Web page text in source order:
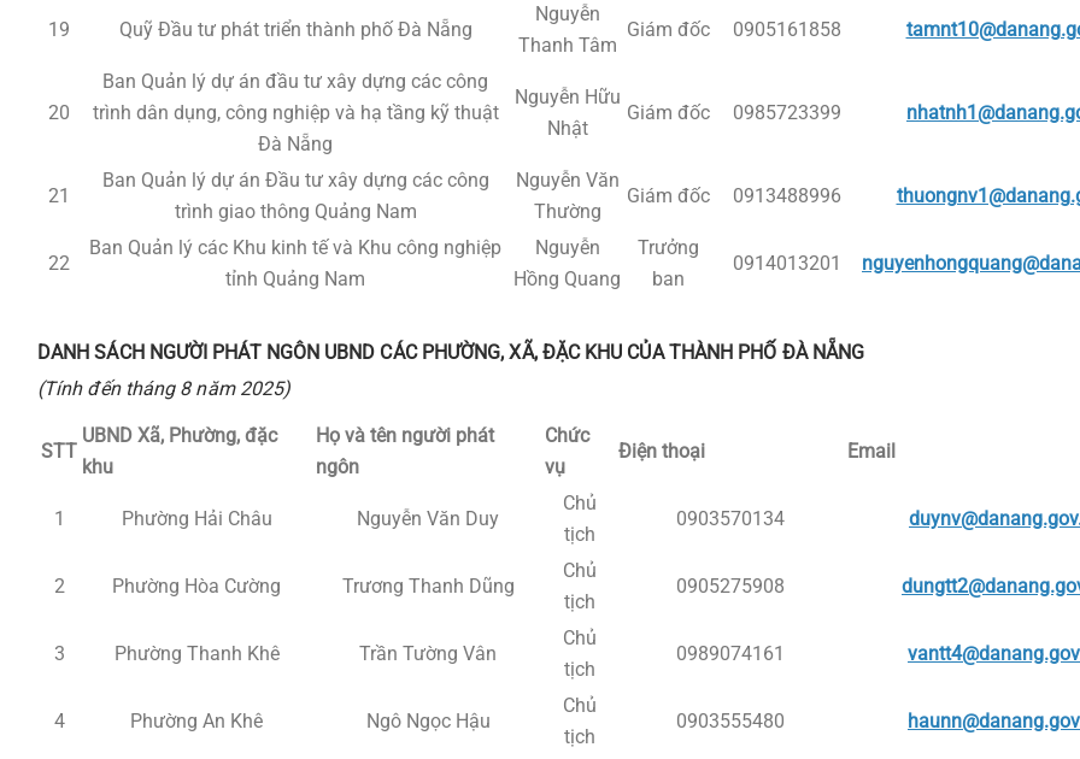
19 Quỹ Đầu tư phát triển thành phố Đà Nẵng
Nguyễn
Thanh Tâm
Giám đốc 0905161858
20
Ban Quản lý dự án đầu tư xây dựng các công
trình dân dụng, công nghiệp và hạ tầng kỹ thuật
Đà Nẵng
Nguyễn Hữu
Nhật
Giám đốc 0985723399
21
Ban Quản lý dự án Đầu tư xây dựng các công
trình giao thông Quảng Nam
Nguyễn Văn
Thường
Giám đốc 0913488996
22
Ban Quản lý các Khu kinh tế và Khu công nghiệp
tỉnh Quảng Nam
Nguyễn
Hồng Quang
Trưởng
ban
0914013201
DANH SÁCH NGƯỜI PHÁT NGÔN UBND CÁC PHƯỜNG, XÃ, ĐẶC KHU CỦA THÀNH PHỐ ĐÀ NẴNG
(Tính đến tháng 8 năm 2025)
STT
UBND Xã, Phường, đặc
khu
Họ và tên người phát
ngôn
Chức
vụ
Điện thoại Email
1 Phường Hải Châu Nguyễn Văn Duy
Chủ
tịch
0903570134
2 Phường Hòa Cường Trương Thanh Dũng
Chủ
tịch
0905275908
3 Phường Thanh Khê Trần Tường Vân
Chủ
tịch
0989074161
4 Phường An Khê Ngô Ngọc Hậu
Chủ
tịch
0903555480